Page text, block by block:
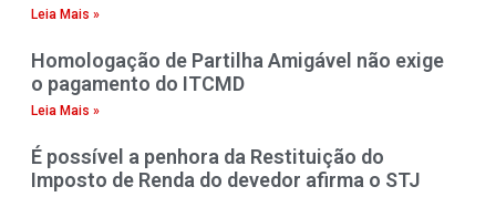
Leia Mais »
Homologação de Partilha Amigável não exige
o pagamento do ITCMD
Leia Mais »
É possível a penhora da Restituição do
Imposto de Renda do devedor afirma o STJ